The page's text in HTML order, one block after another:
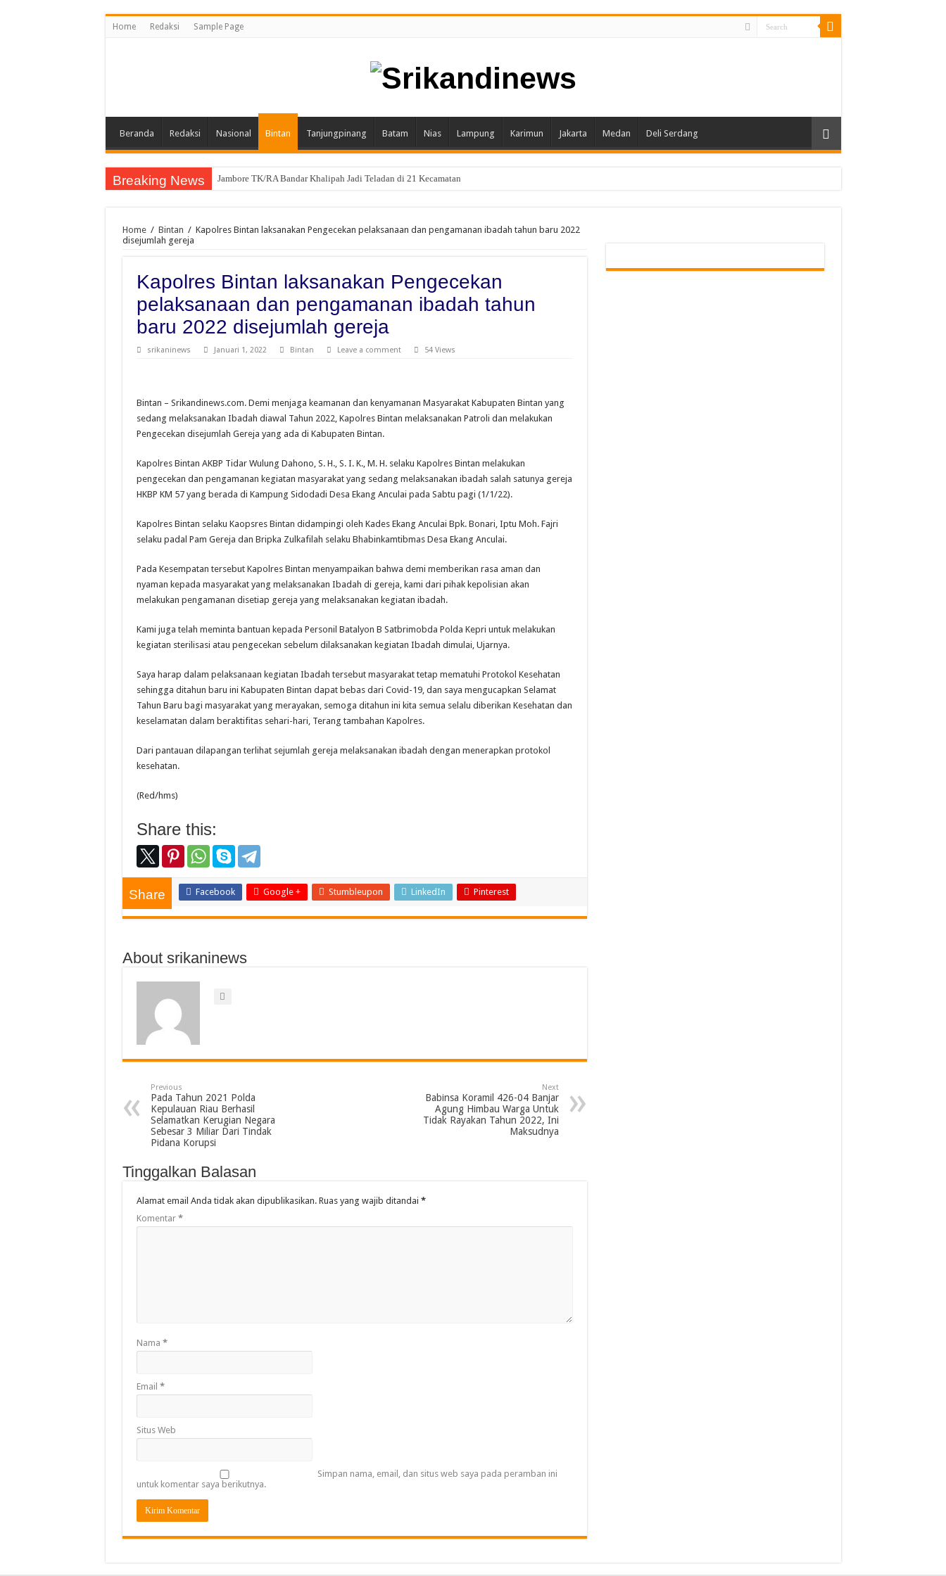
Home Redaksi Sample Page
Beranda Redaksi Nasional Bintan Tanjungpinang Batam Nias Lampung Karimun Jakarta Medan Deli Serdang
Breaking News Jambore TK/RA Bandar Khalipah Jadi Teladan di 21 Kecamatan
Sah, Secara Aklamasi WFS Pimpin Karang Taruna Provinsi Lampung Periode 2026–2031
Home / Bintan / Kapolres Bintan laksanakan Pengecekan pelaksanaan dan pengamanan ibadah tahun baru 2022
disejumlah gereja
Kapolres Bintan laksanakan Pengecekan
pelaksanaan dan pengamanan ibadah tahun
baru 2022 disejumlah gereja
srikaninews Januari 1, 2022 Bintan Leave a comment 54 Views
Bintan – Srikandinews.com. Demi menjaga keamanan dan kenyamanan Masyarakat Kabupaten Bintan yang
sedang melaksanakan Ibadah diawal Tahun 2022, Kapolres Bintan melaksanakan Patroli dan melakukan
Pengecekan disejumlah Gereja yang ada di Kabupaten Bintan.
Kapolres Bintan AKBP Tidar Wulung Dahono, S. H., S. I. K., M. H. selaku Kapolres Bintan melakukan
pengecekan dan pengamanan kegiatan masyarakat yang sedang melaksanakan ibadah salah satunya gereja
HKBP KM 57 yang berada di Kampung Sidodadi Desa Ekang Anculai pada Sabtu pagi (1/1/22).
Kapolres Bintan selaku Kaopsres Bintan didampingi oleh Kades Ekang Anculai Bpk. Bonari, Iptu Moh. Fajri
selaku padal Pam Gereja dan Bripka Zulkafilah selaku Bhabinkamtibmas Desa Ekang Anculai.
Pada Kesempatan tersebut Kapolres Bintan menyampaikan bahwa demi memberikan rasa aman dan
nyaman kepada masyarakat yang melaksanakan Ibadah di gereja, kami dari pihak kepolisian akan
melakukan pengamanan disetiap gereja yang melaksanakan kegiatan ibadah.
Kami juga telah meminta bantuan kepada Personil Batalyon B Satbrimobda Polda Kepri untuk melakukan
kegiatan sterilisasi atau pengecekan sebelum dilaksanakan kegiatan Ibadah dimulai, Ujarnya.
Saya harap dalam pelaksanaan kegiatan Ibadah tersebut masyarakat tetap mematuhi Protokol Kesehatan
sehingga ditahun baru ini Kabupaten Bintan dapat bebas dari Covid-19, dan saya mengucapkan Selamat
Tahun Baru bagi masyarakat yang merayakan, semoga ditahun ini kita semua selalu diberikan Kesehatan dan
keselamatan dalam beraktifitas sehari-hari, Terang tambahan Kapolres.
Dari pantauan dilapangan terlihat sejumlah gereja melaksanakan ibadah dengan menerapkan protokol
kesehatan.
(Red/hms)
Share this:
Share Facebook Google + Stumbleupon LinkedIn Pinterest
About srikaninews
Previous
Pada Tahun 2021 Polda
Kepulauan Riau Berhasil
Selamatkan Kerugian Negara
Sebesar 3 Miliar Dari Tindak
Pidana Korupsi
Next
Babinsa Koramil 426-04 Banjar
Agung Himbau Warga Untuk
Tidak Rayakan Tahun 2022, Ini
Maksudnya
Tinggalkan Balasan
Alamat email Anda tidak akan dipublikasikan. Ruas yang wajib ditandai *
Komentar *
Nama *
Email *
Situs Web
Simpan nama, email, dan situs web saya pada peramban ini
untuk komentar saya berikutnya.